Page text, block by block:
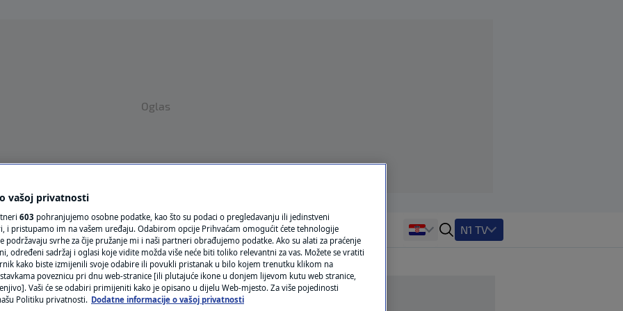
Oglas
VRIJEME
N1 TEME
REGIJA
N1 TV
I KOMENTARI
vašoj privatnosti
603 pohranjujemo osobne podatke, kao što su podaci o pregledavanju ili jedinstveni
i pristupamo im na vašem uređaju. Odabirom opcije Prihvaćam omogućit ćete tehnologije
podržavaju svrhe za čije pružanje mi i naši partneri obrađujemo podatke. Ako su alati za praćenje
određeni sadržaj i oglasi koje vidite možda više neće biti toliko relevantni za vas. Možete se vratiti
kako biste izmijenili svoje odabire ili povukli pristanak u bilo kojem trenutku klikom na
poveznicu pri dnu web-stranice [ili plutajuće ikone u donjem lijevom kutu web stranice,
Vaši će se odabiri primijeniti kako je opisano u dijelu Web-mjesto. Za više pojedinosti
Politiku privatnosti. Dodatne informacije o vašoj privatnosti